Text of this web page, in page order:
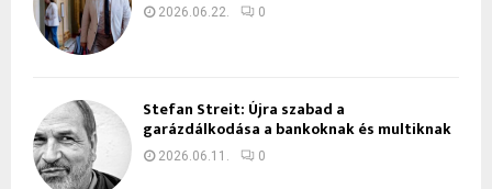
2026.06.22. 0
Stefan Streit: Újra szabad a
garázdálkodása a bankoknak és multiknak
2026.06.11. 0